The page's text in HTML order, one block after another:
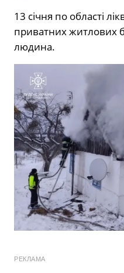
13 січня по області
приватних житлових
людина.
РЕКЛАМА